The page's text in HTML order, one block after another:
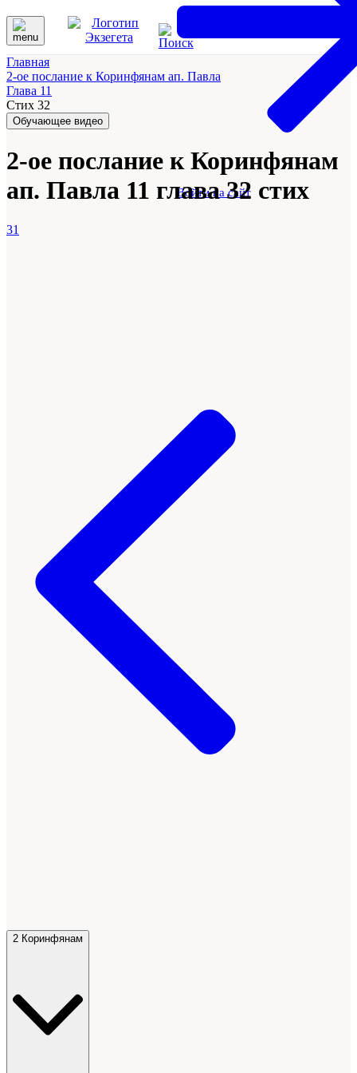
Войти на сайт
Главная
2-ое послание к Коринфянам ап. Павла
Глава 11
Стих 32
Обучающее видео
2-ое послание к Коринфянам
ап. Павла 11 глава 32 стих
31
2 Коринфянам